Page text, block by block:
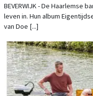
BEVERWIJK - De Haarlemse
leven in. Hun album
van Doe [...]